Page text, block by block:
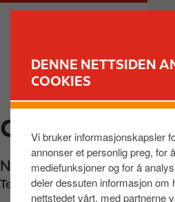
DENNE NETTSIDEN
COOKIES
Vi bruker informasjonskapsler
annonser et personlig preg, for
mediefunksjoner og for å
deler dessuten informasjon om
nettstedet vårt, med partnerne
h
o
v
e
d
M
v
CIRCLE K
Nord-østerdalsveien 5196
Telefon: +4748320506